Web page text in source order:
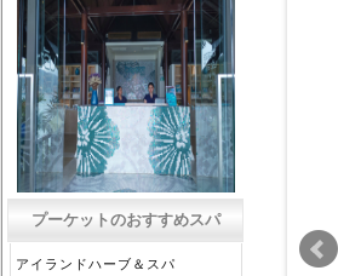
プーケットのおすすめスパ
アイランドハーブ＆スパ